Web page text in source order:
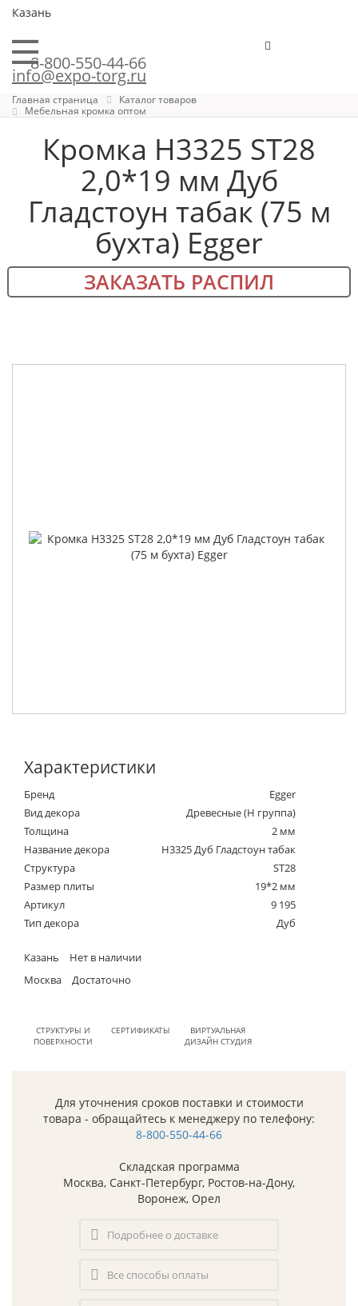
Казань
8-800-550-44-66
info@expo-torg.ru
Главная страница
Каталог товаров
Мебельная кромка оптом
Кромка H3325 ST28
2,0*19 мм Дуб
Гладстоун табак (75 м
бухта) Egger
ЗАКАЗАТЬ РАСПИЛ
Характеристики
Бренд
Egger
Вид декора
Древесные (Н группа)
Толщина
2 мм
Название декора
H3325 Дуб Гладстоун табак
Структура
ST28
Размер плиты
19*2 мм
Артикул
9 195
Тип декора
Дуб
Казань
Нет в наличии
Москва
Достаточно
СТРУКТУРЫ И
ПОВЕРХНОСТИ
СЕРТИФИКАТЫ
ВИРТУАЛЬНАЯ
ДИЗАЙН СТУДИЯ
Для уточнения сроков поставки и стоимости
товара - обращайтесь к менеджеру по телефону:
8-800-550-44-66
Складская программа
Москва, Санкт-Петербург, Ростов-на-Дону,
Воронеж, Орел
Подробнее о доставке
Все способы оплаты